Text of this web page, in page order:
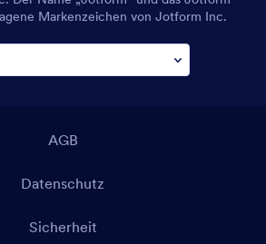
Markenzeichen von Jotform Inc.
AGB
Datenschutz
Sicherheit